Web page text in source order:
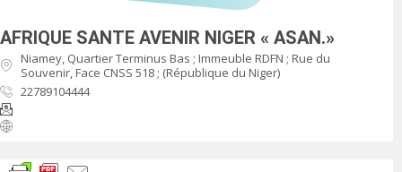
AFRIQUE SANTE AVENIR NIGER « ASAN.»
Niamey, Quartier Terminus Bas ; Immeuble RDFN ; Rue du
Souvenir, Face CNSS 518 ; (République du Niger)
22789104444